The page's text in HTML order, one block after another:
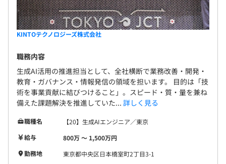
KINTOテクノロジーズ株式会社
職務内容
生成AI活用の推進担当として、全社横断で業務改善・開発・
教育・ガバナンス・情報発信の領域を担います。 目的は「技
術を事業貢献に結びつけること」。スピード・質・量を兼ね
備えた課題解決を推進していた... 詳しく見る
職種名
【20】生成AIエンジニア／東京
給与
800万 〜 1,500万円
勤務地
東京都中央区日本橋室町2丁目3-1